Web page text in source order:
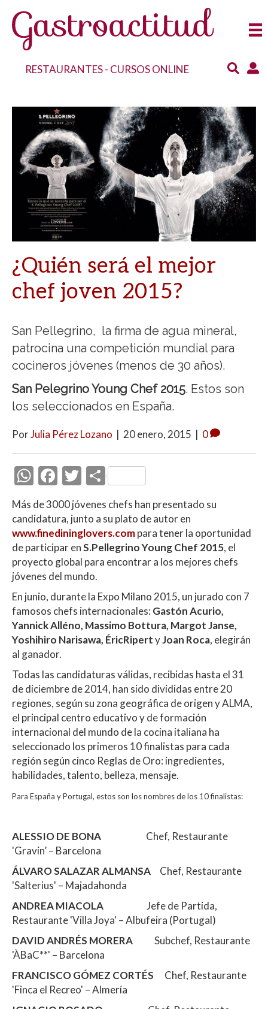
RESTAURANTES- CURSOS ONLINE
¿Quién será el mejor
chef joven 2015?
San Pellegrino, la firma de agua mineral,
patrocina una competición mundial para
cocineros jóvenes (menos de 30 años).
San Pelegrino Young Chef 2015. Estos son
los seleccionados en España.
PorJulia Pérez Lozano | 20 enero, 2015 | 0
W
h
at
s
A
p
p
F
ac
e
b
o
o
k
T
itt
er
C
o
m
p
ar
ti
r
Más de 3000 jóvenes chefs han presentado su
candidatura, junto a su plato de autor en
www.finedininglovers.compara tener la oportunidad
de participar enS.Pellegrino Young Chef 2015, el
proyecto global para encontrar a los mejores chefs
jóvenes del mundo.
En junio, durante la Expo Milano 2015, un jurado con 7
famosos chefs internacionales: Gastón Acurio,
Yannick Alléno, Massimo Bottura, Margot Janse,
Yoshihiro Narisawa, ÉricRipertyJoan Roca, elegirán
al ganador.
Todas las candidaturas válidas, recibidas hasta el 31
de diciembre de 2014, han sido divididas entre 20
regiones, según su zona geográfica de origen y ALMA,
el principal centro educativo y de formación
internacional del mundo de la cocina italiana ha
seleccionado los primeros 10 finalistas para cada
región según cinco Reglas de Oro: ingredientes,
habilidades, talento, belleza, mensaje.
Para España y Portugal, estos son los nombres de los 10 finalistas:
ALESSIO DE BONA Chef, Restaurante
'Gravin’ – Barcelona
ÁLVARO SALAZAR ALMANSA Chef, Restaurante
'Salterius' – Majadahonda
ANDREA MIACOLA Jefe de Partida,
Restaurante 'Villa Joya' – Albufeira (Portugal)
DAVID ANDRÉS MORERA Subchef, Restaurante
'ÀBaC**' – Barcelona
FRANCISCO GÓMEZ CORTÉS Chef, Restaurante
'Finca el Recreo' – Almería